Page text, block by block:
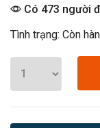
Có 473 người
Tình trạng: Còn